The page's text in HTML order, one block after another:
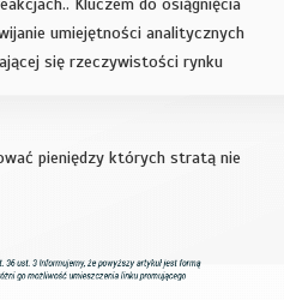
umiejętności analitycznych
się rzeczywistości rynku
pieniędzy których stratą nie